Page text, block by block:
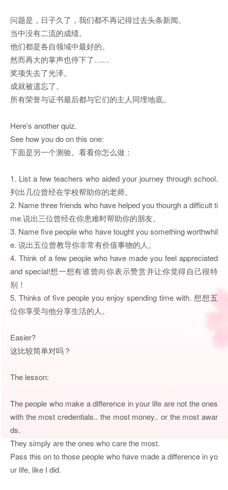
问题是，日子久了，我们都不再记得过去头条新闻。
当中没有二流的成绩。
他们都是各自领域中最好的。
然而再大的掌声也停下了……
奖项失去了光泽。
成就被遗忘了。
所有荣誉与证书最后都与它们的主人同埋地底。
Here’s another quiz.
See how you do on this one:
下面是另一个测验。看看你怎么做：
1. List a few teachers who aided your journey through school.
列出几位曾经在学校帮助你的老师。
2. Name three friends who have helped you thourgh a difficult ti
me.说出三位曾经在你患难时帮助你的朋友。
3. Name five people who have tought you something worthwhil
e. 说出五位曾教导你非常有价值事物的人。
4. Think of a few people who have made you feel appreciated
and special!想一想有谁曾向你表示赞赏并让你觉得自己很特
别！
5. Thinks of five people you enjoy spending time with. 想想五
位你享受与他分享生活的人。
Easier?
这比较简单对吗？
The lesson:
The people who make a difference in your life are not the ones
with the most credentials.. the most money.. or the most awar
ds.
They simply are the ones who care the most.
Pass this on to those people who have made a difference in yo
ur life, like I did.